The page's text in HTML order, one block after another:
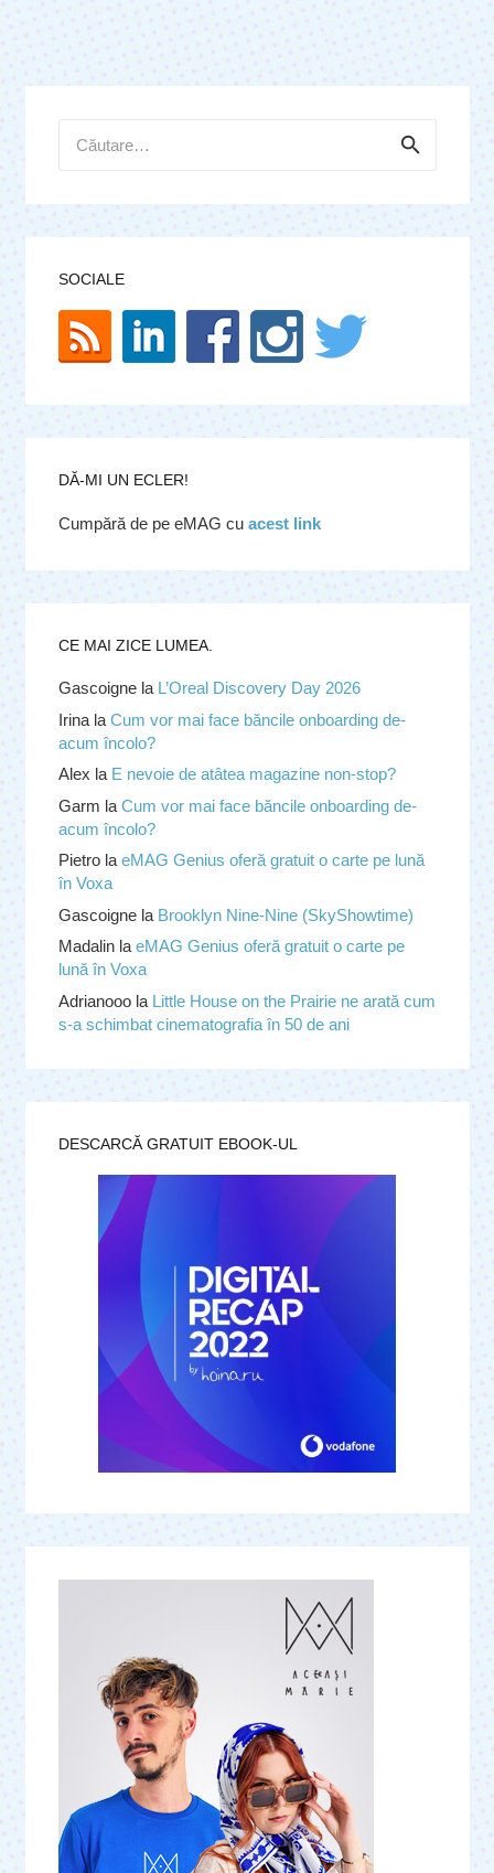
după:
SOCIALE
DĂ-MI UN ECLER!
Cumpără de pe eMAG cu acest link
CE MAI ZICE LUMEA.
Gascoignela L’Oreal Discovery Day 2026
Irinala Cum vor mai face băncile onboarding de-
acum încolo?
Alex la E nevoie de atâtea magazine non-stop?
Garm la Cum vor mai face băncile onboarding de-
acum încolo?
Pietrola eMAG Genius oferă gratuit o carte pe lună
în Voxa
Gascoignela Brooklyn Nine-Nine (SkyShowtime)
Madalinla eMAG Genius oferă gratuit o carte pe
lună în Voxa
Adrianooola Little House on the Prairie ne arată cum
s-a schimbat cinematografia în 50 de ani
DESCARCĂ GRATUIT EBOOK-UL